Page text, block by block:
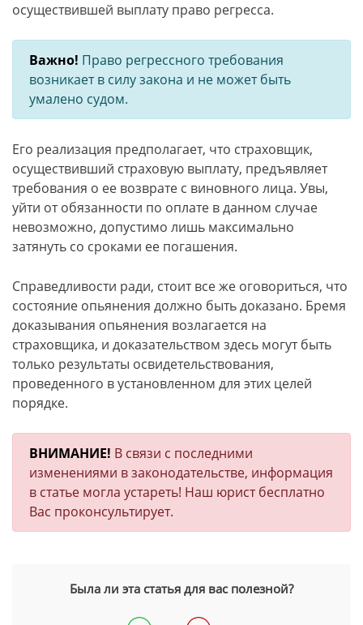
осуществившей выплату право регресса.
Важно! Право регрессного требования
возникает в силу закона и не может быть
умалено судом.
Его реализация предполагает, что страховщик,
осуществивший страховую выплату, предъявляет
требования о ее возврате с виновного лица. Увы,
уйти от обязанности по оплате в данном случае
невозможно, допустимо лишь максимально
затянуть со сроками ее погашения.
Справедливости ради, стоит все же оговориться, что
состояние опьянения должно быть доказано. Бремя
доказывания опьянения возлагается на
страховщика, и доказательством здесь могут быть
только результаты освидетельствования,
проведенного в установленном для этих целей
порядке.
ВНИМАНИЕ! В связи с последними
изменениями в законодательстве, информация
в статье могла устареть! Наш юрист бесплатно
Вас проконсультирует.
Была ли эта статья для вас полезной?